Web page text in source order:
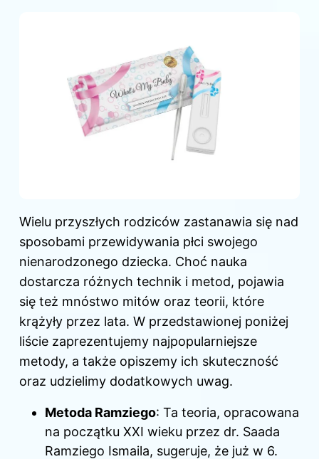
Wielu przyszłych rodziców zastanawia się nad
sposobami przewidywania płci swojego
nienarodzonego dziecka. Choć nauka
dostarcza różnych technik i metod, pojawia
się też mnóstwo mitów oraz teorii, które
krążyły przez lata. W przedstawionej poniżej
liście zaprezentujemy najpopularniejsze
metody, a także opiszemy ich skuteczność
oraz udzielimy dodatkowych uwag.
Metoda Ramziego: Ta teoria, opracowana
na początku XXI wieku przez dr. Saada
Ramziego Ismaila, sugeruje, że już w 6.